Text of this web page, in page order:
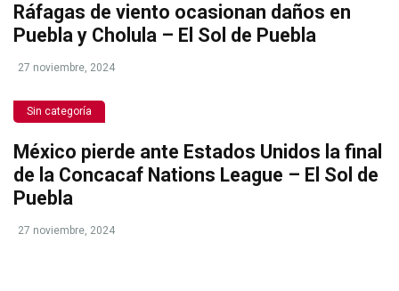
Ráfagas de viento ocasionan daños en
Puebla y Cholula – El Sol de Puebla
27 noviembre, 2024
Sin categoría
México pierde ante Estados Unidos la final
de la Concacaf Nations League – El Sol de
Puebla
27 noviembre, 2024